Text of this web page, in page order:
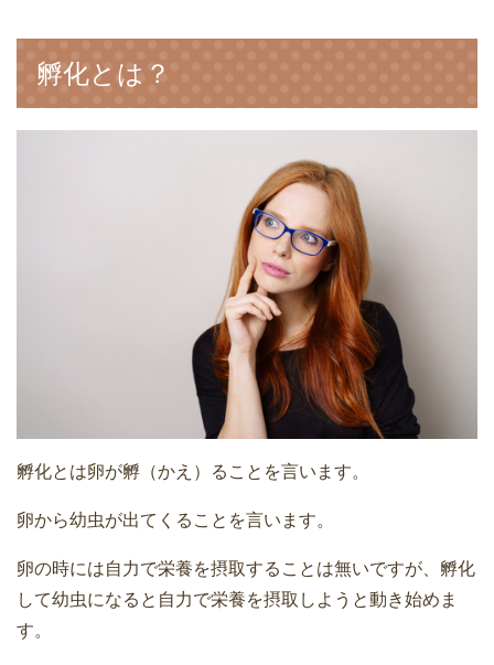
孵化とは？
孵化とは卵が孵（かえ）ることを言います。
卵から幼虫が出てくることを言います。
卵の時には自力で栄養を摂取することは無いですが、孵化
して幼虫になると自力で栄養を摂取しようと動き始めま
す。